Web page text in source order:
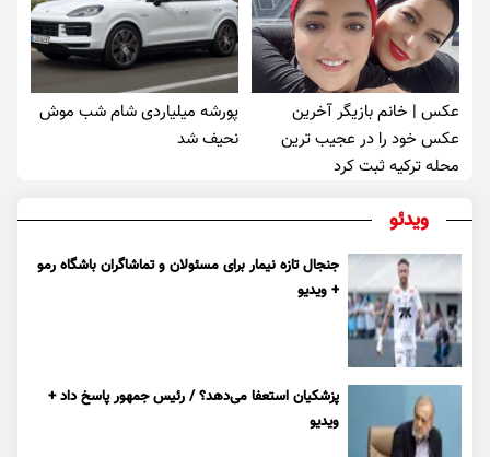
عکس | خانم بازیگر آخرین
عکس خود را در عجیب ترین
محله ترکیه ثبت کرد
پورشه میلیاردی شام شب موش‌
نحیف شد
ویدئو
جنجال تازه نیمار برای مسئولان و تماشاگران باشگاه رمو
+ ویدیو
پزشکیان استعفا می‌دهد؟ / رئیس جمهور پاسخ داد +
ویدیو